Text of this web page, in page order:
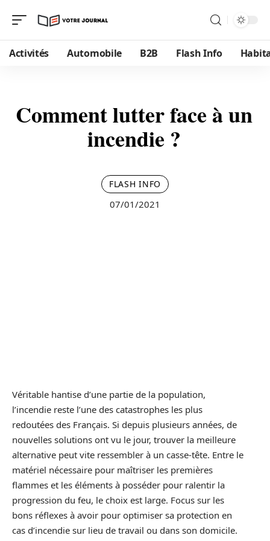
Activités Automobile B2B Flash Info
Comment lutter face à un
incendie ?
FLASH INFO
07/01/2021
Véritable hantise d’une partie de la population,
l’incendie reste l’une des catastrophes les plus
redoutées des Français. Si depuis plusieurs années, de
nouvelles solutions ont vu le jour, trouver la meilleure
alternative peut vite ressembler à un casse-tête. Entre le
matériel nécessaire pour maîtriser les premières
flammes et les éléments à posséder pour ralentir la
progression du feu, le choix est large. Focus sur les
bons réflexes à avoir pour optimiser sa protection en
cas d’incendie sur lieu de travail ou dans son domicile.